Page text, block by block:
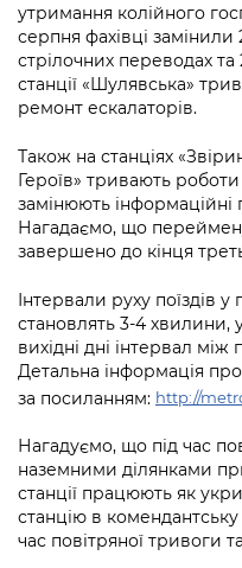
Підприємства,
Kyiv International
Річні звіти
Гендерна політика
Безбар'єрність
Київська міська
Портал Захисників
Безбар'єрність
Міський
Важливе під час
Уряд» – місцевий
Важливе під час
Про відкриті дані
Портал даних Києва
Публічні дашборди
утримання колійного
серпня фахівці замінили
стрілочних переводах
станції «Шулявська»
ремонт ескалаторів.
Також на станціях
Героїв» тривають
замінюють інформаційні
Нагадаємо, що
завершено до кінця
Інтервали руху поїздів у
становлять 3-4 хвилини,
вихідні дні інтервал
Детальна інформація
за посиланням: http://
Нагадуємо, що під час
наземними ділянками
станції працюють як
станцію в
час повітряної тривоги